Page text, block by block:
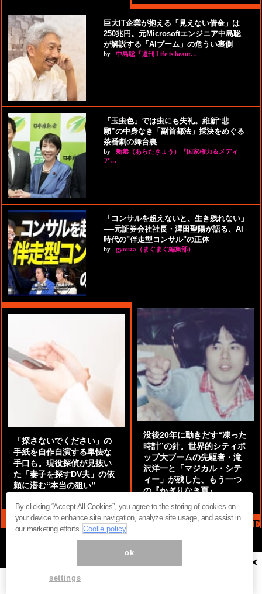
巨大IT企業が抱える「見えない借金」は
250兆円。元Microsoftエンジニア中島聡
が解説する「AIブーム」の危うい裏側
by 中島聡『週刊 Life is beaut…
「玉虫色」では虫にも失礼。維新“悲
願”の中身なき「副首都法」採決をめぐる
茶番劇の舞台裏
by
新恭（あらたきょう）『国家権力＆メディ
ア…
「コンサルを超えないと、生き残れない」
──元証券会社社長・澤田聖陽が語る、AI
時代の"伴走型コンサル"の正体
by gyouza（まぐまぐ編集部）
「探さないでください」の
手紙を自作自演する卑怯な
手口も。現役探偵が見抜い
た「妻子を探すDV夫」の依
頼に潜む“本当の狙い”
没後20年に動きだす“凍った
時計”の針。世界的シティポ
ップ大ブームの先駆者・滝
沢洋一と「マジカル・シテ
ィー」が残した、もう一つ
の『かぎりなき夏』
MAG2 NEWS HEADLINE
ページ内の商標は全て商標権者に属します。無断転載を禁じます。 ©
まぐまぐ！
×
By clicking “Accept All Cookies”, you agree to the storing of cookies on
your device to enhance site navigation, analyze site usage, and assist in
our marketing efforts.Coolie policy
ok
settings